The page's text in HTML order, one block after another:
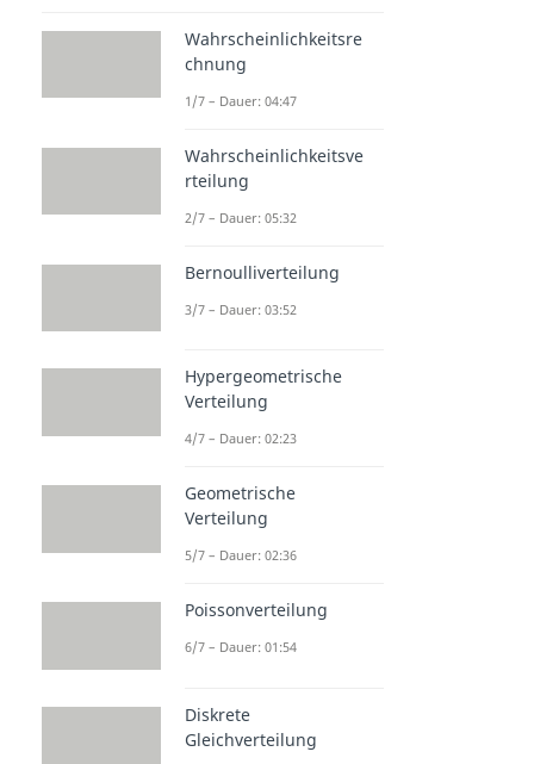
Wahrscheinlichkeitsre
chnung
1/7 – Dauer: 04:47
Wahrscheinlichkeitsve
rteilung
2/7 – Dauer: 05:32
Bernoulliverteilung
3/7 – Dauer: 03:52
Hypergeometrische
Verteilung
4/7 – Dauer: 02:23
Geometrische
Verteilung
5/7 – Dauer: 02:36
Poissonverteilung
6/7 – Dauer: 01:54
Diskrete
Gleichverteilung